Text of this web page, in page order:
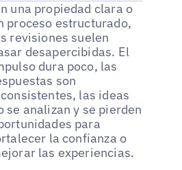
una propiedad clara o
proceso estructurado,
revisiones suelen
desapercibidas. El
dura poco, las
son
las ideas
se analizan y se pierden
para
la confianza o
las experiencias.